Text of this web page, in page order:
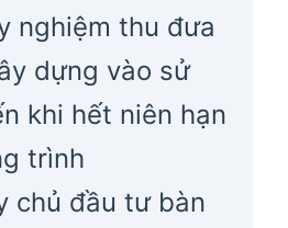
nghiệm thu đưa
dựng vào sử
khi hết niên hạn
trình
chủ đầu tư bàn